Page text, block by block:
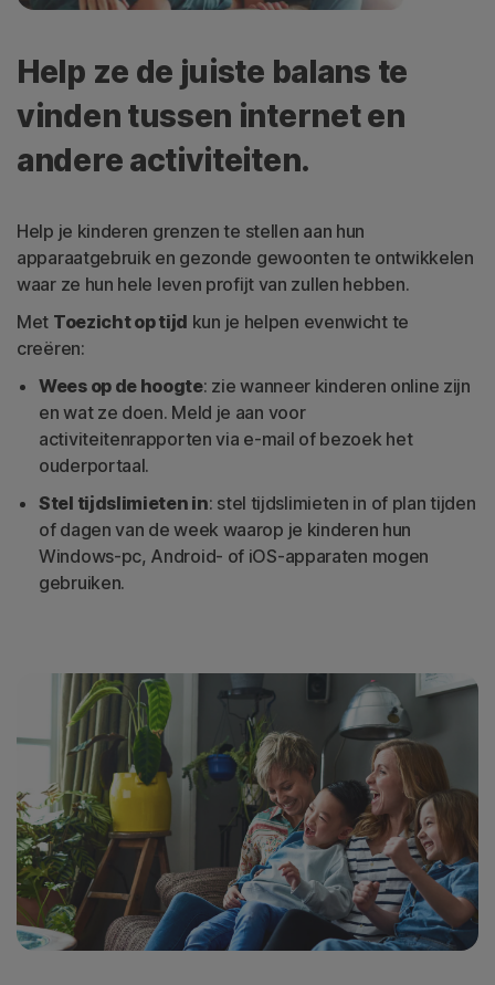
Help ze de juiste balans te
vinden tussen internet en
andere activiteiten.
Help je kinderen grenzen te stellen aan hun
apparaatgebruik en gezonde gewoonten te ontwikkelen
waar ze hun hele leven profijt van zullen hebben.
Met Toezicht op tijd kun je helpen evenwicht te
creëren:
Wees op de hoogte: zie wanneer kinderen online zijn
en wat ze doen. Meld je aan voor
activiteitenrapporten via e-mail of bezoek het
ouderportaal.
Stel tijdslimieten in: stel tijdslimieten in of plan tijden
of dagen van de week waarop je kinderen hun
Windows-pc, Android- of iOS-apparaten mogen
gebruiken.